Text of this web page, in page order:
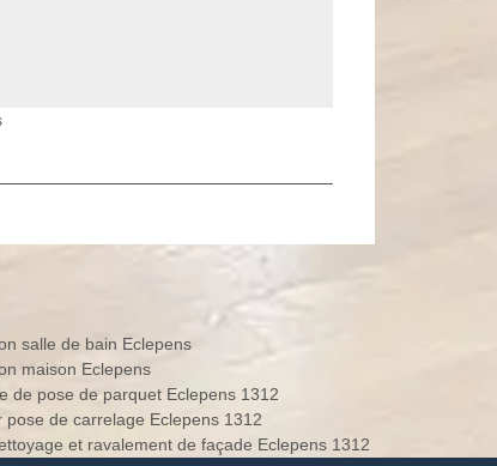
salle de bain Eclepens
maison Eclepens
de pose de parquet Eclepens 1312
pose de carrelage Eclepens 1312
et ravalement de façade Eclepens 1312